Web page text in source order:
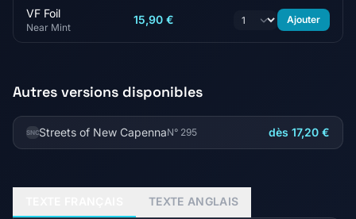
VF Foil
Near Mint
15,90 € Ajouter
Autres versions disponibles
SNCStreets of New CapennaN° 295 dès 17,20 €
TEXTE ANGLAIS